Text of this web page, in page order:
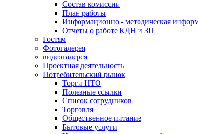
Состав комиссии
План работы
Информационно - методическая
Отчеты о работе КДН и ЗП
Гостям
Фотогалерея
видеогалерея
Проектная деятельность
Потребительский рынок
Торги НТО
Полезные ссылки
Список сотрудников
Торговля
Общественное питание
Бытовые услуги